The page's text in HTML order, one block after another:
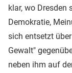
klar, wo Dresden
Demokratie,
sich entsetzt
Gewalt"
neben ihm auf